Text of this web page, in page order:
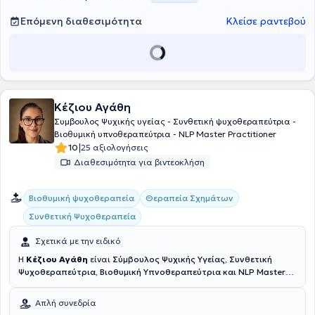
Επόμενη διαθεσιμότητα Κλείσε ραντεβού
Κέζιου Αγάθη
Συμβουλος Ψυχικής υγείας - Συνθετική ψυχοθεραπεύτρια -
Βιοθυμική υπνοθεραπεύτρια - NLP Master Practitioner
10|25 αξιολογήσεις
Διαθεσιμότητα για βιντεοκλήση
Βιοθυμική ψυχοθεραπεία
Θεραπεία Σχημάτων
Συνθετική Ψυχοθεραπεία
Σχετικά με την ειδικό
Η Κέζιου Αγάθη είναι Σύμβουλος Ψυχικής Υγείας, Συνθετική
Ψυχοθεραπεύτρια, Βιοθυμική Υπνοθεραπεύτρια και NLP Master
Διαθέτει εξειδικευμένη επιμόρφωση στις Διαταραχές
Προσωπικότητας Cluster B από το Εθνικό και Καποδιστριακό
Απλή συνεδρία